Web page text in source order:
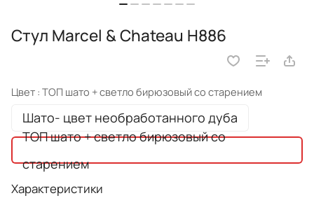
Стул Marcel & Chateau H886
Цвет : ТОП шато + светло бирюзовый со старением
Шато- цвет необработанного дуба
ТОП шато + светло бирюзовый со
старением
Характеристики